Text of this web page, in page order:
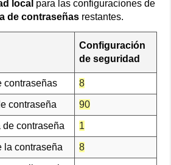
local para las configuraciones de
de contraseñas restantes.
Configuración
de seguridad
contraseñas 8
contraseña 90
contraseña 1
la contraseña 8